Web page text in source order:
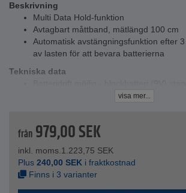
Beskrivning
Multi Data Hold-funktion
Avtagbart måttband, mätlängd 100 cm
Automatisk avstängningsfunktion efter
av lasten för att bevara batterierna
Tekniska data
Kapacitet - 20 g till 50 kgvisa mer...
från 979,00SEK
inkl. moms.1.223,75 SEK
Plus 240,00 SEK i fraktkostnad
Finns i 3 varianter